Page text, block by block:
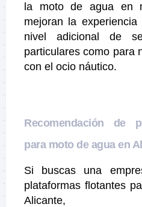
la moto de agua en
mejoran la
nivel adicional de
particulares como para
con el ocio náutico.
Recomendación de
para moto de agua en
Si buscas una
plataformas flotantes
Alicante,